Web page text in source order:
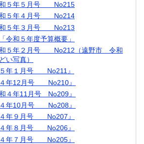
和５年５月号 No215
和５年４月号 No214
和５年３月号 No213
令和５年度予算概要」
和５年２月号 No212（遠野市 令和
い写真）
５年１月号 No211』
４年12月号 No210』
４年11月号 No209』
４年10月号 No208』
４年９月号 No207』
４年８月号 No206』
４年７月号 No205』